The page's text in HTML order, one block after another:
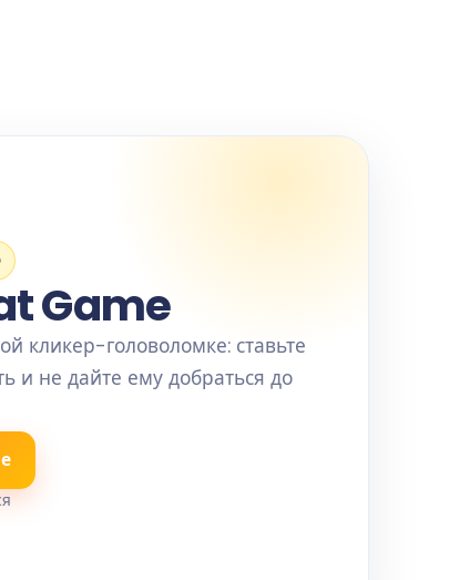
Game
кликер-головоломке: ставьте
и не дайте ему добраться до